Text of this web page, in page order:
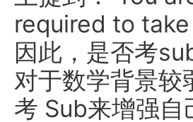
required to
因此，是否考
对于数学背景较
考 Sub来增强